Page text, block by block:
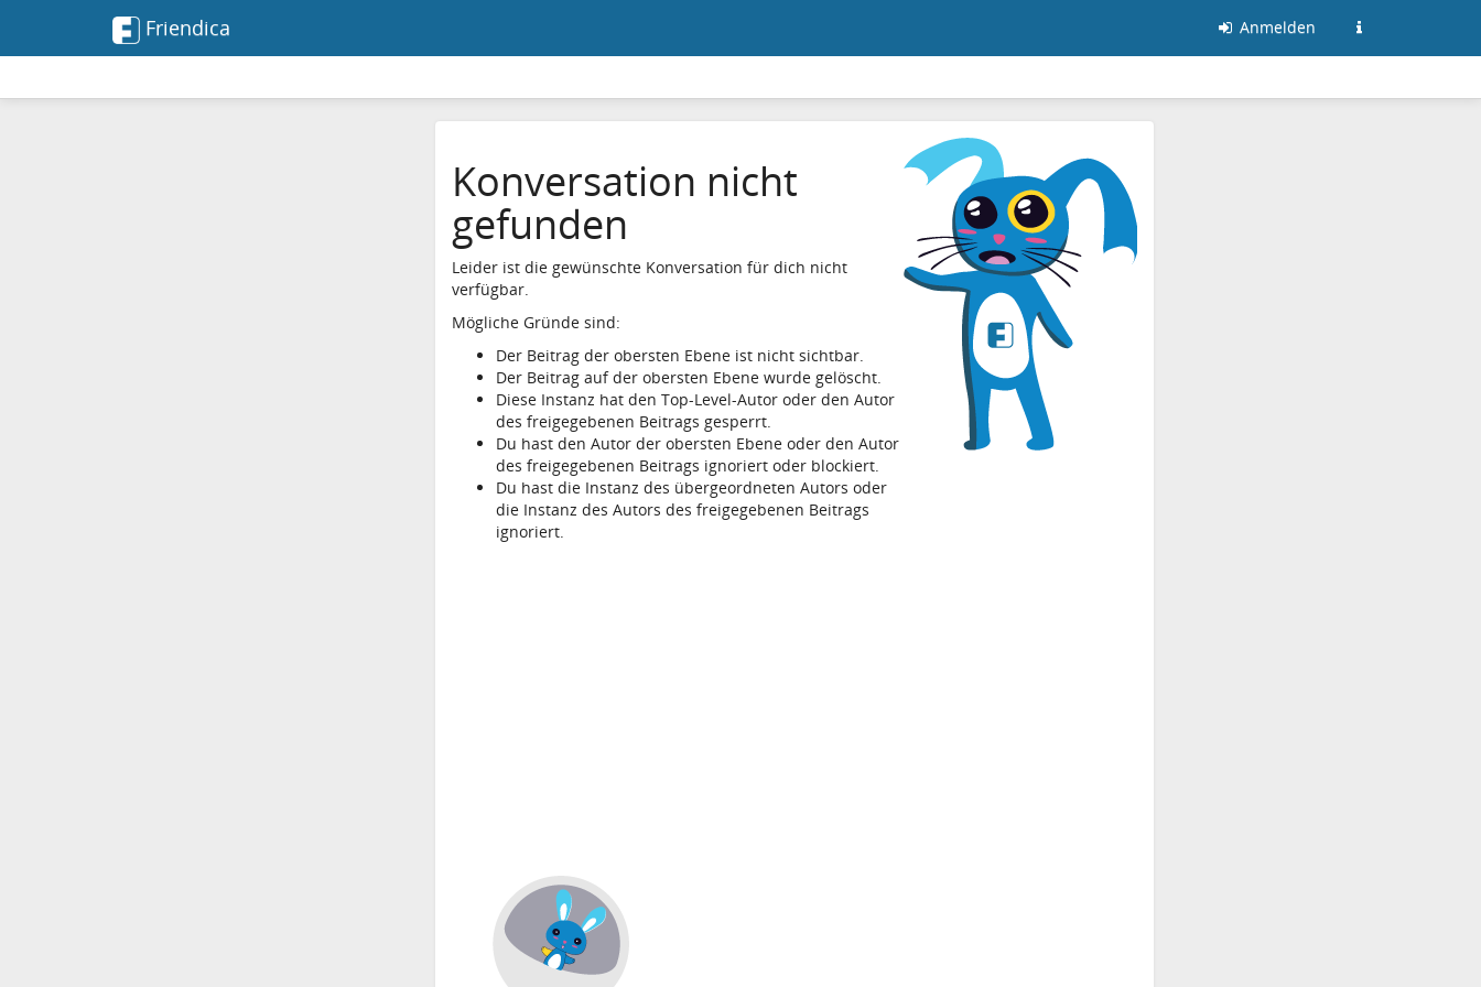
Friendica Anmelden
Konversation nicht
gefunden
Leider ist die gewünschte Konversation für dich nicht
verfügbar.
Mögliche Gründe sind:
Der Beitrag der obersten Ebene ist nicht sichtbar.
Der Beitrag auf der obersten Ebene wurde gelöscht.
Diese Instanz hat den Top-Level-Autor oder den Autor
des freigegebenen Beitrags gesperrt.
Du hast den Autor der obersten Ebene oder den Autor
des freigegebenen Beitrags ignoriert oder blockiert.
Du hast die Instanz des übergeordneten Autors oder
die Instanz des Autors des freigegebenen Beitrags
ignoriert.